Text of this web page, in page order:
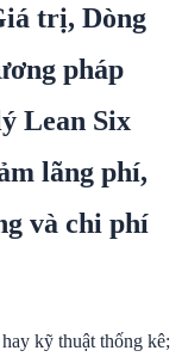
trị, Dòng
pháp
Lean Six
lãng phí,
và chi phí
kỹ thuật thống kê;